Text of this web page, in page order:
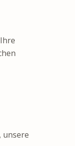
unsere